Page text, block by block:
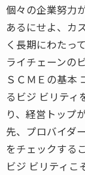
個々の企業努力
あるにせよ、カ
く長期にわたっ
ライチェーンの
ＳＣＭＥの基本
るビジ ビリティ
り、経営トップ
先、プロバイダ
をチェックする
ビジ ビリティこ